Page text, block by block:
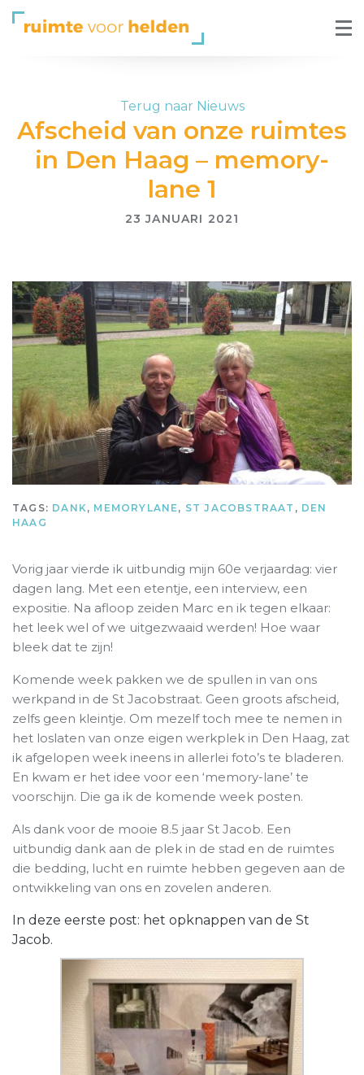
Terug naar Nieuws
Afscheid van onze ruimtes
in Den Haag – memory-
lane 1
23 JANUARI 2021
TAGS: DANK, MEMORYLANE, ST JACOBSTRAAT , DEN
HAAG
Vorig jaar vierde ik uitbundig mijn 60e verjaardag: vier
dagen lang. Met een etentje, een interview, een
expositie. Na afloop zeiden Marc en ik tegen elkaar:
het leek wel of we uitgezwaaid werden! Hoe waar
bleek dat te zijn!
Komende week pakken we de spullen in van ons
werkpand in de St Jacobstraat. Geen groots afscheid,
zelfs geen kleintje. Om mezelf toch mee te nemen in
het loslaten van onze eigen werkplek in Den Haag, zat
ik afgelopen week ineens in allerlei foto’s te bladeren.
En kwam er het idee voor een ‘memory-lane’ te
voorschijn. Die ga ik de komende week posten.
Als dank voor de mooie 8.5 jaar St Jacob. Een
uitbundig dank aan de plek in de stad en de ruimtes
die bedding, lucht en ruimte hebben gegeven aan de
ontwikkeling van ons en zovelen anderen.
In deze eerste post: het opknappen van de St
Jacob.